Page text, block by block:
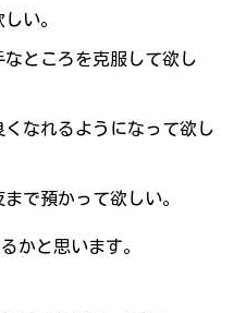
い。
ところを克服して欲し
なれるようになって欲し
で預かって欲しい。
かと思います。